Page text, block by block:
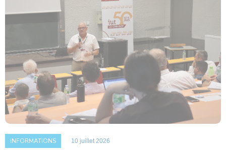
INFORMATIONS 10 juillet 2026